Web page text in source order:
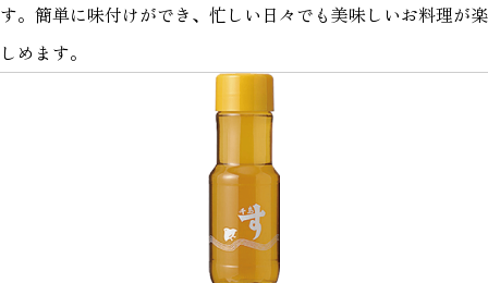
す。簡単に味付けができ、忙しい日々でも美味しいお料理が楽
しめます。